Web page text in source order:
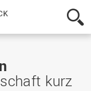
Hochschule
Osnabrück
-
Sciences
kurz